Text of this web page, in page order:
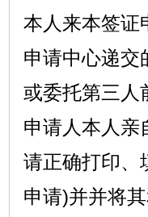
本人来本签证
申请中心递交
或委托第三人
申请人本人亲
请正确打印、
申请)并并将